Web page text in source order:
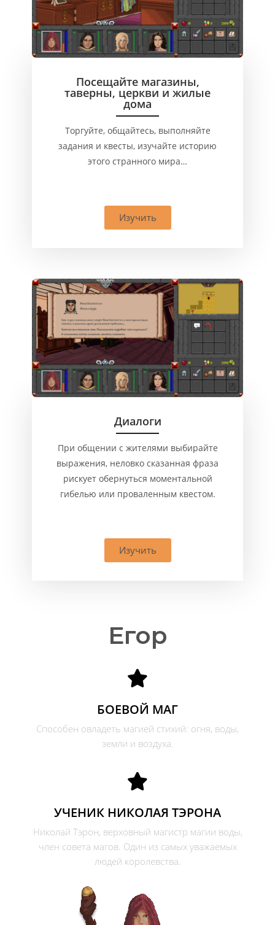
Посещайте магазины,
таверны, церкви и жилые
дома
Торгуйте, общайтесь, выполняйте
задания и квесты, изучайте историю
этого странного мира…
Изучить
Диалоги
При общении с жителями выбирайте
выражения, неловко сказанная фраза
рискует обернуться моментальной
гибелью или проваленным квестом.
Изучить
Егор
БОЕВОЙ МАГ
Способен овладеть магией стихий: огня, воды,
земли и воздуха.
УЧЕНИК НИКОЛАЯ ТЭРОНА
Николай Тэрон, верховный магистр магии воды,
член совета магов. Один из самых уважаемых
людей королевства.